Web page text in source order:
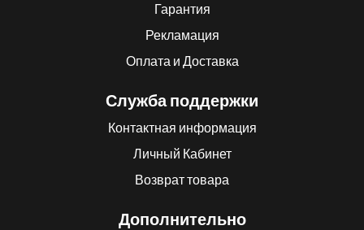
Гарантия
Рекламация
Оплата и Доставка
Служба поддержки
Контактная информация
Личный Кабинет
Возврат товара
Дополнительно